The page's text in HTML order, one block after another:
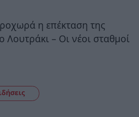
η επέκταση της
Λουτράκι – Οι νέοι σταθμοί